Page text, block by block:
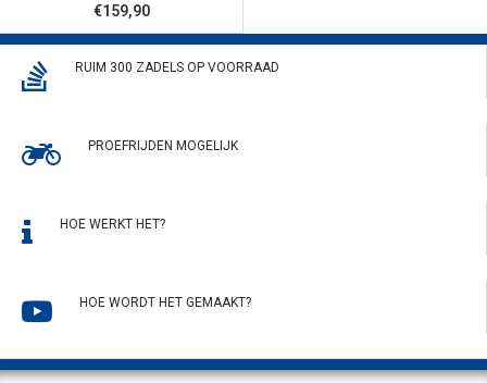
€159,90
RUIM 300 ZADELS OP VOORRAAD
PROEFRIJDEN MOGELIJK
HOE WERKT HET?
HOE WORDT HET GEMAAKT?